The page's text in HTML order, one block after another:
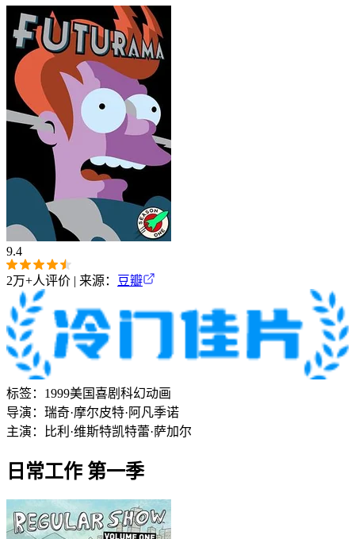
9.4
2万+人评价 | 来源： 豆瓣
标签： 1999美国喜剧 科幻动画
导演： 瑞奇·摩尔皮特·阿凡季诺
主演：
比利·维斯特凯特蕾·萨加尔
日常工作 第一季